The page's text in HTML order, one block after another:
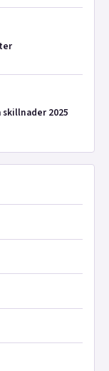
2025